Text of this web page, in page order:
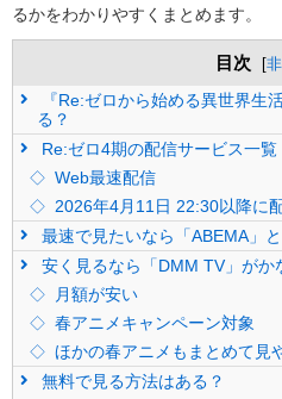
るかをわかりやすくまとめます。
目次 [
『Re:ゼロから始める異世界生
る？
Re:ゼロ4期の配信サービス一覧
Web最速配信
2026年4月11日 22:30以降に
最速で見たいなら「ABEMA」
安く見るなら「DMM TV」がか
月額が安い
春アニメキャンペーン対象
ほかの春アニメもまとめて見
無料で見る方法はある？